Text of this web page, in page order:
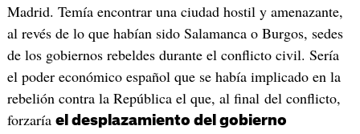
Madrid. Temía encontrar una ciudad hostil y amenazante,
al revés de lo que habían sido Salamanca o Burgos, sedes
de los gobiernos rebeldes durante el conflicto civil. Sería
el poder económico español que se había implicado en la
rebelión contra la República el que, al final del conflicto,
forzaría el desplazamiento del gobierno